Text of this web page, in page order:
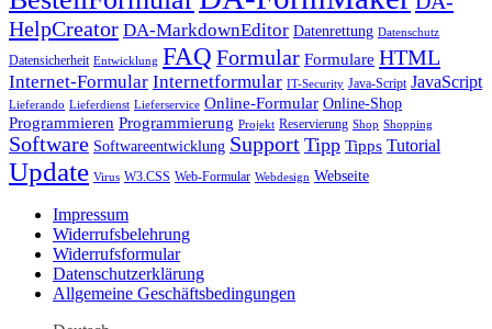
HelpCreator DA-MarkdownEditor Datenrettung Datenschutz
Datensicherheit Entwicklung FAQ Formular Formulare HTML
Internet-Formular Internetformular IT-Security Java-Script JavaScript
Lieferando Lieferdienst Lieferservice Online-Formular Online-Shop
Programmieren Programmierung Projekt Reservierung Shop Shopping
Software Softwareentwicklung Support Tipp Tipps Tutorial
Update Virus W3.CSS Web-Formular Webdesign Webseite
Impressum
Widerrufsbelehrung
Widerrufsformular
Datenschutzerklärung
Allgemeine Geschäftsbedingungen